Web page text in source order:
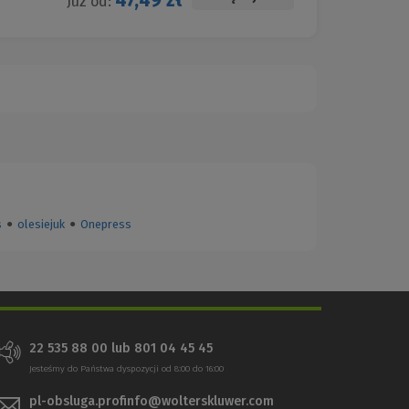
● olesiejuk ● Onepress
22 535 88 00 lub 801 04 45 45
Jesteśmy do Państwa dyspozycji od 8:00 do 16:00
pl-obsluga.profinfo@wolterskluwer.com